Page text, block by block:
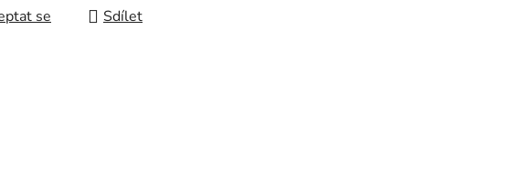
se Sdílet